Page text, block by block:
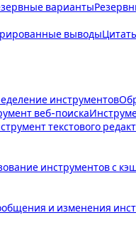
варианты
выводы
инструментов
веб-поиска
текстового
инструментов с
и изменения